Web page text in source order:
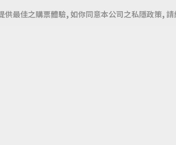
最佳之購票體驗, 如你同意本公司之私隱政策,